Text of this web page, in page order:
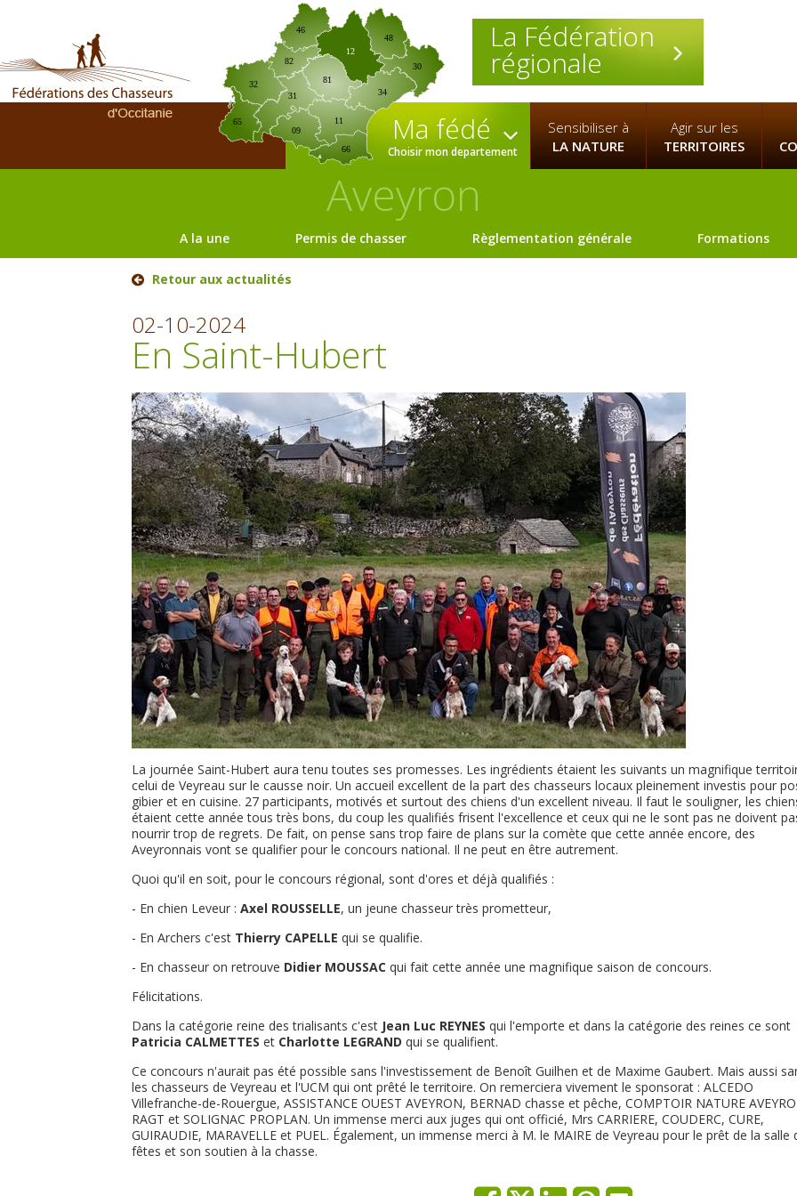
La Fédération
régionale
09
12
30
31
32
34
46
65
66
81
82
11
48
Ma fédé
Choisir mon departement
Sensibiliser à
LA NATURE
Agir sur les
TERRITOIRES
Aveyron
A la une Permis de chasser Règlementation générale Formations
Retour aux actualités
02-10-2024
En Saint-Hubert
La journée Saint-Hubert aura tenu toutes ses promesses. Les ingrédients étaient les suivants un magnifique
celui de Veyreau sur le causse noir. Un accueil excellent de la part des chasseurs locaux pleinement investis pour
gibier et en cuisine. 27 participants, motivés et surtout des chiens d'un excellent niveau. Il faut le souligner, les
étaient cette année tous très bons, du coup les qualifiés frisent l'excellence et ceux qui ne le sont pas ne doivent
nourrir trop de regrets. De fait, on pense sans trop faire de plans sur la comète que cette année encore, des
Aveyronnais vont se qualifier pour le concours national. Il ne peut en être autrement.
Quoi qu'il en soit, pour le concours régional, sont d'ores et déjà qualifiés :
- En chien Leveur : Axel ROUSSELLE, un jeune chasseur très prometteur,
- En Archers c'est Thierry CAPELLE qui se qualifie.
- En chasseur on retrouve Didier MOUSSACqui fait cette année une magnifique saison de concours.
Félicitations.
Dans la catégorie reine des trialisants c'est Jean Luc REYNES qui l'emporte et dans la catégorie des reines ce sont
Patricia CALMETTES et Charlotte LEGRAND qui se qualifient.
Ce concours n'aurait pas été possible sans l'investissement de Benoît Guilhen et de Maxime Gaubert. Mais aussi
les chasseurs de Veyreau et l'UCM qui ont prêté le territoire. On remerciera vivement le sponsorat : ALCEDO
Villefranche-de-Rouergue, ASSISTANCE OUEST AVEYRON, BERNAD chasse et pêche, COMPTOIR NATURE
RAGT et SOLIGNAC PROPLAN. Un immense merci aux juges qui ont officié, Mrs CARRIERE, COUDERC, CURE,
GUIRAUDIE, MARAVELLE et PUEL. Également, un immense merci à M. le MAIRE de Veyreau pour le prêt de la salle
fêtes et son soutien à la chasse.